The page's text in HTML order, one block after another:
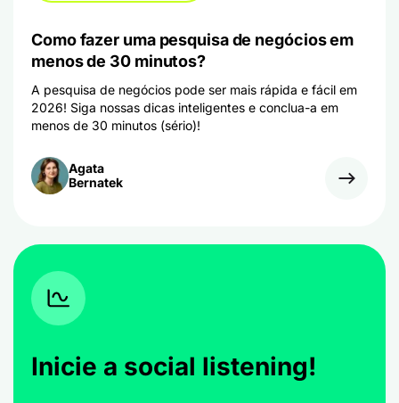
Como fazer uma pesquisa de negócios em
menos de 30 minutos?
A pesquisa de negócios pode ser mais rápida e fácil em
2026! Siga nossas dicas inteligentes e conclua-a em
menos de 30 minutos (sério)!
Agata
Bernatek
Inicie a social listening!